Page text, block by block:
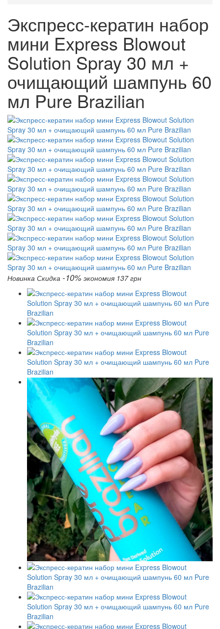
Экспресс-кератин набор
мини Express Blowout
Solution Spray 30 мл +
очищающий шампунь 60
мл Pure Brazilian
Новинка Скидка -10% экономия 137 грн